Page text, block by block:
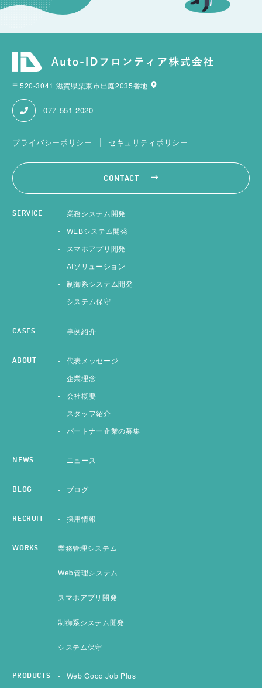
〒520-3041 滋賀県栗東市出庭2035番地
077-551-2020
プライバシーポリシー セキュリティポリシー
CONTACT
SERVICE
業務システム開発
WEBシステム開発
スマホアプリ開発
AIソリューション
制御系システム開発
システム保守
CASES 事例紹介
ABOUT
代表メッセージ
企業理念
会社概要
スタッフ紹介
パートナー企業の募集
NEWS ニュース
BLOG ブログ
RECRUIT 採用情報
WORKS 業務管理システム
Web管理システム
スマホアプリ開発
制御系システム開発
システム保守
PRODUCTS Web Good Job Plus